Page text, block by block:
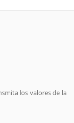
los valores de la